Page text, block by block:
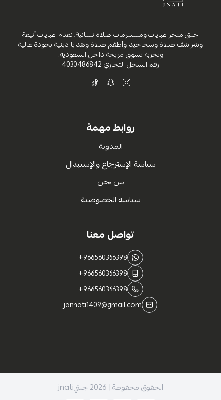
جنتي متجر عبايات ومستلزمات صلاة نسائية، نقدم عبايات أنيقة
وشراشف صلاة وسجاجيد وأطقم صلاة وهدايا دينية بجودة عالية
وتجربة تسوق مريحة داخل السعودية.
رقم السجل التجاري4030486842
روابط مهمة
المدونة
سياسة الإسترجاع والإستبدال
من نحن
سياسة الخصوصية
تواصل معنا
+966560366398
+966560366398
+966560366398
jannati1409@gmail.com
الحقوق محفوظة | 2026 جنتيjnati